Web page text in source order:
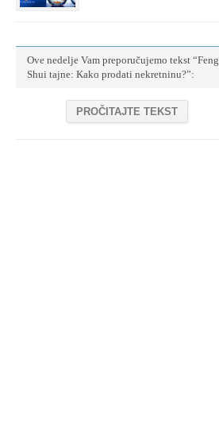
Ove nedelje Vam preporučujemo tekst “Feng
Shui tajne: Kako prodati nekretninu?”:
PROČITAJTE TEKST